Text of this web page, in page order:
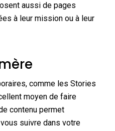
aussi de pages
à leur mission ou à leur
comme les Stories
moyen de faire
contenu permet
suivre dans votre